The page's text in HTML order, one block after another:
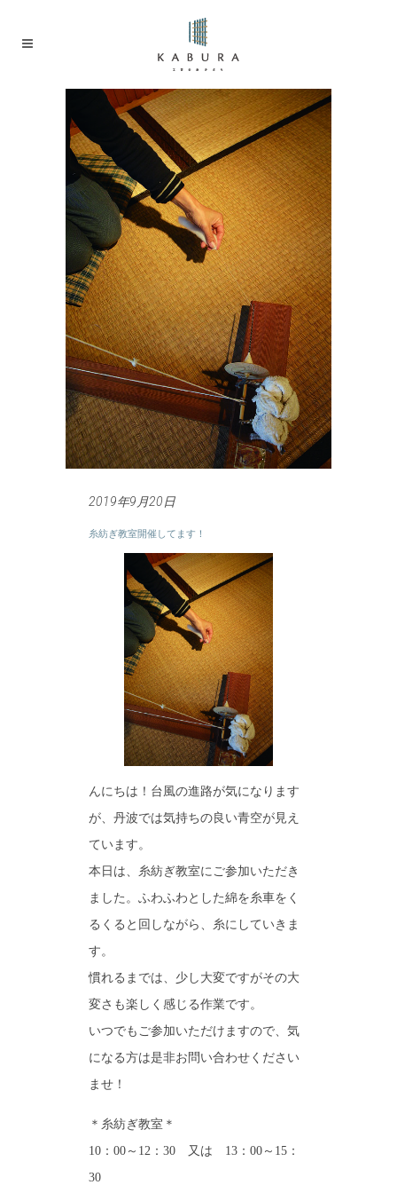
2019年9月20日
糸紡ぎ教室開催してます！
んにちは！台風の進路が気になります
が、丹波では気持ちの良い青空が見え
ています。
本日は、糸紡ぎ教室にご参加いただき
ました。ふわふわとした綿を糸車をく
るくると回しながら、糸にしていきま
す。
慣れるまでは、少し大変ですがその大
変さも楽しく感じる作業です。
いつでもご参加いただけますので、気
になる方は是非お問い合わせください
ませ！
＊糸紡ぎ教室＊
10：00～12：30 又は 13：00～15：
30